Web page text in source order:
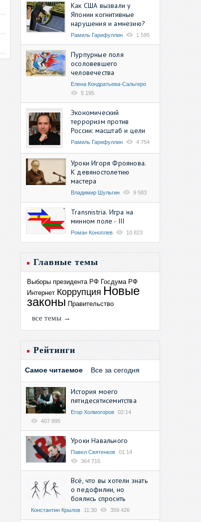
Как США вызвали у
Японии когнитивные
нарушения и амнезию?
Рамиль Гарифуллин 1 595
Пурпурные поля
осоловевшего
человечества
Елена Кондратьева-Сальгеро
5 195
Экономический
терроризм против
России: масштаб и цели
Рамиль Гарифуллин 4 754
Уроки Игоря Фроянова.
К девяностолетию
мастера
Владимир Шульгин 9 583
Transnistria. Игра на
минном поле - III
Роман Коноплев 10 823
Главные темы
Выборы президента РФ Госдума РФ
Интернет Коррупция Новые
законы Правительство
все темы →
Рейтинги
Самое читаемое Все за сегодня
История моего
пятидесятисемитства
Егор Холмогоров 02:14
407 995
Уроки Навального
Павел Святенков 01:14
364 716
Всё, что вы хотели знать
о педофилии, но
боялись спросить
Константин Крылов 11:30 359 426